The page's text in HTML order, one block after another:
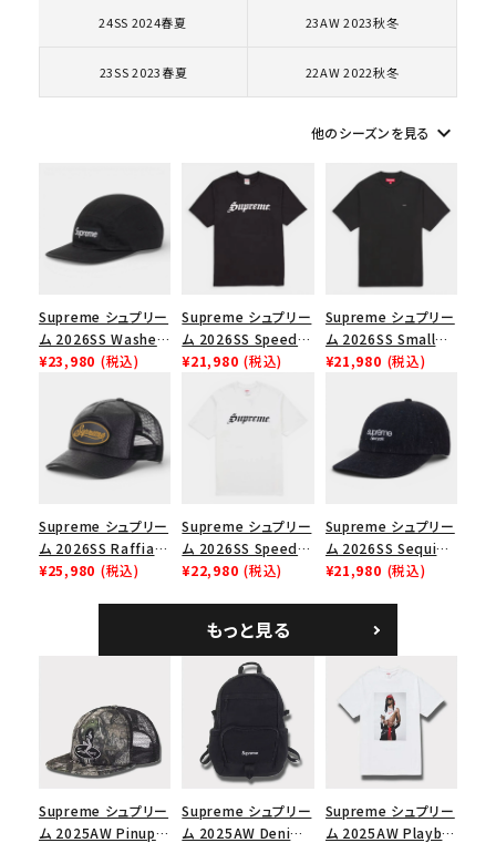
キャップ・ハット
パーカー・クルーネック
ショルダー・ウエストバッグ
ボックスロゴ ブラックスウェット
コラボレーションブランドから探す
シーズンから探す
並び順
価格から探す
円
在庫のない商品を表示する
絞り込んで検索する
24SS 2024春夏 23AW 2023秋冬
23SS 2023春夏 22AW 2022秋冬
他のシーズンを見る keyboard_arrow_down
Supreme シュプリー
ム 2026SS Washed
Chino Twill Camp
ノツイル キャンプキャ
ップ ブラック
¥23,980 (税込)
Supreme シュプリー
ム 2026SS Speed
Tee スピードTシャツ
¥21,980 (税込)
Supreme シュプリー
ム 2026SS Small
Box Tee スモールボ
¥21,980 (税込)
Supreme シュプリー
ム 2026SS Raffia
Mesh Back 5-Panel
¥25,980 (税込)
Supreme シュプリー
ム 2026SS Speed
Tee スピードTシャツ
¥22,980 (税込)
Supreme シュプリー
ム 2026SS Sequin
Denim Classic
シックロゴ 6パネルキ
ャップ ブラック
¥21,980 (税込)
もっと見る
Supreme シュプリー
ム 2025AW Pinup
Supreme シュプリー
ム 2025AW Denim
Supreme シュプリー
ム 2025AW Playboi